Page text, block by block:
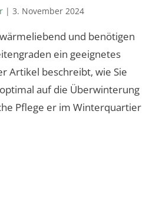
| 3. November 2024
und benötigen
ein geeignetes
Artikel beschreibt, wie Sie
auf die Überwinterung
Pflege er im Winterquartier